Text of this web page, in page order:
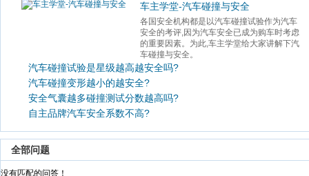
车主学堂-汽车碰撞与安全
各国安全机构都是以汽车碰撞试验作为汽车
安全的考评,因为汽车安全已成为购车时考虑
的重要因素。为此,车主学堂给大家讲解下汽
车碰撞与安全。
汽车碰撞试验是星级越高越安全吗?
汽车碰撞变形越小的越安全?
安全气囊越多碰撞测试分数越高吗?
自主品牌汽车安全系数不高?
全部问题
没有匹配的问答！